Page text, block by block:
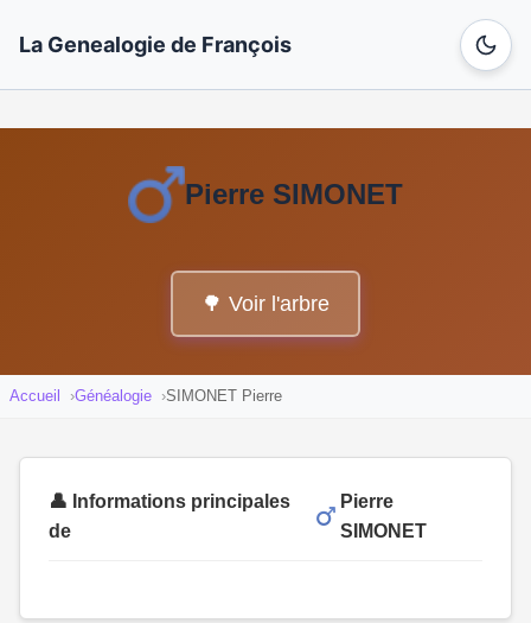
La Genealogie de François
Pierre SIMONET
🌳 Voir l'arbre
Accueil Généalogie SIMONET Pierre
👤 Informations principales
de
Pierre
SIMONET